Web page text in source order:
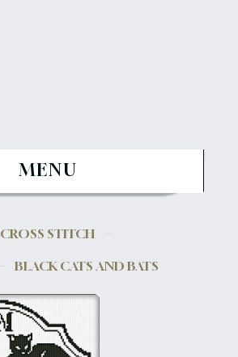
MENU
CROSS STITCH
BLACK CATS AND BATS